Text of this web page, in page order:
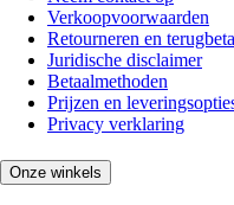
Verkoopvoorwaarden
Retourneren en
Juridische disclaimer
Betaalmethoden
Prijzen en
Privacy verklaring
Onze winkels